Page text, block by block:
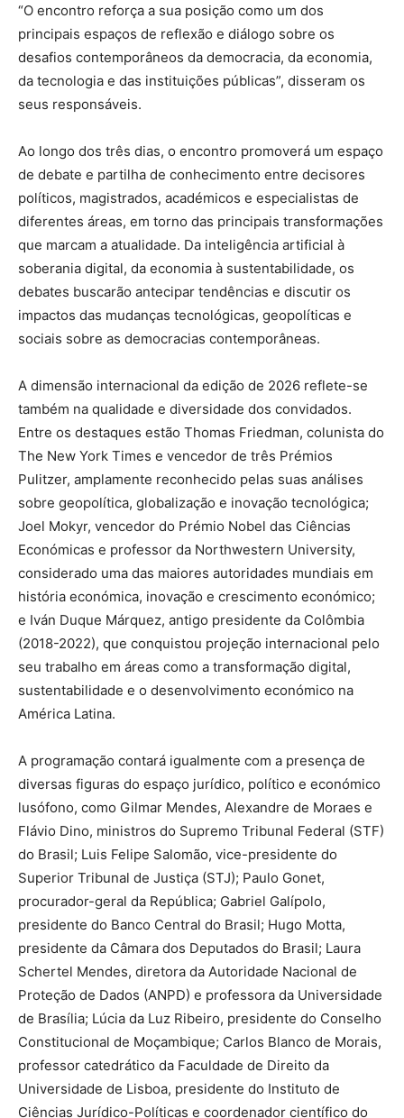
“O encontro reforça a sua posição como um dos
principais espaços de reflexão e diálogo sobre os
desafios contemporâneos da democracia, da economia,
da tecnologia e das instituições públicas”, disseram os
seus responsáveis.
Ao longo dos três dias, o encontro promoverá um espaço
de debate e partilha de conhecimento entre decisores
políticos, magistrados, académicos e especialistas de
diferentes áreas, em torno das principais transformações
que marcam a atualidade. Da inteligência artificial à
soberania digital, da economia à sustentabilidade, os
debates buscarão antecipar tendências e discutir os
impactos das mudanças tecnológicas, geopolíticas e
sociais sobre as democracias contemporâneas.
A dimensão internacional da edição de 2026 reflete-se
também na qualidade e diversidade dos convidados.
Entre os destaques estão Thomas Friedman, colunista do
The New York Times e vencedor de três Prémios
Pulitzer, amplamente reconhecido pelas suas análises
sobre geopolítica, globalização e inovação tecnológica;
Joel Mokyr, vencedor do Prémio Nobel das Ciências
Económicas e professor da Northwestern University,
considerado uma das maiores autoridades mundiais em
história económica, inovação e crescimento económico;
e Iván Duque Márquez, antigo presidente da Colômbia
(2018-2022), que conquistou projeção internacional pelo
seu trabalho em áreas como a transformação digital,
sustentabilidade e o desenvolvimento económico na
América Latina.
A programação contará igualmente com a presença de
diversas figuras do espaço jurídico, político e económico
lusófono, como Gilmar Mendes, Alexandre de Moraes e
Flávio Dino, ministros do Supremo Tribunal Federal (STF)
do Brasil; Luis Felipe Salomão, vice-presidente do
Superior Tribunal de Justiça (STJ); Paulo Gonet,
procurador-geral da República; Gabriel Galípolo,
presidente do Banco Central do Brasil; Hugo Motta,
presidente da Câmara dos Deputados do Brasil; Laura
Schertel Mendes, diretora da Autoridade Nacional de
Proteção de Dados (ANPD) e professora da Universidade
de Brasília; Lúcia da Luz Ribeiro, presidente do Conselho
Constitucional de Moçambique; Carlos Blanco de Morais,
professor catedrático da Faculdade de Direito da
Universidade de Lisboa, presidente do Instituto de
Ciências Jurídico-Políticas e coordenador científico do